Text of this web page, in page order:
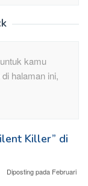
kamu
halaman ini,
Killer” di
Diposting pada Februari